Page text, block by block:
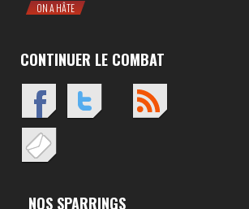
ON A HÂTE
CONTINUER LE COMBAT
NOS SPARRINGS